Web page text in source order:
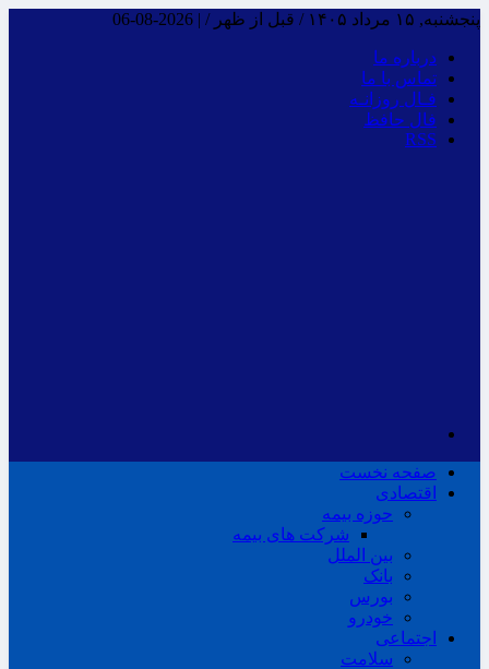
پنجشنبه, ۱۵ مرداد ۱۴۰۵ / قبل از ظهر / |
2026-08-06
درباره ما
تماس با ما
فـال روزانـه
فال حافظ
RSS
صفحه نخست
اقتصادی
حوزه بیمه
شرکت های بیمه
بین الملل
بانک
بورس
خودرو
اجتماعی
سلامت